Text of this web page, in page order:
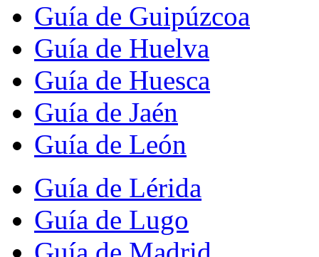
Guía de Guipúzcoa
Guía de Huelva
Guía de Huesca
Guía de Jaén
Guía de León
Guía de Lérida
Guía de Lugo